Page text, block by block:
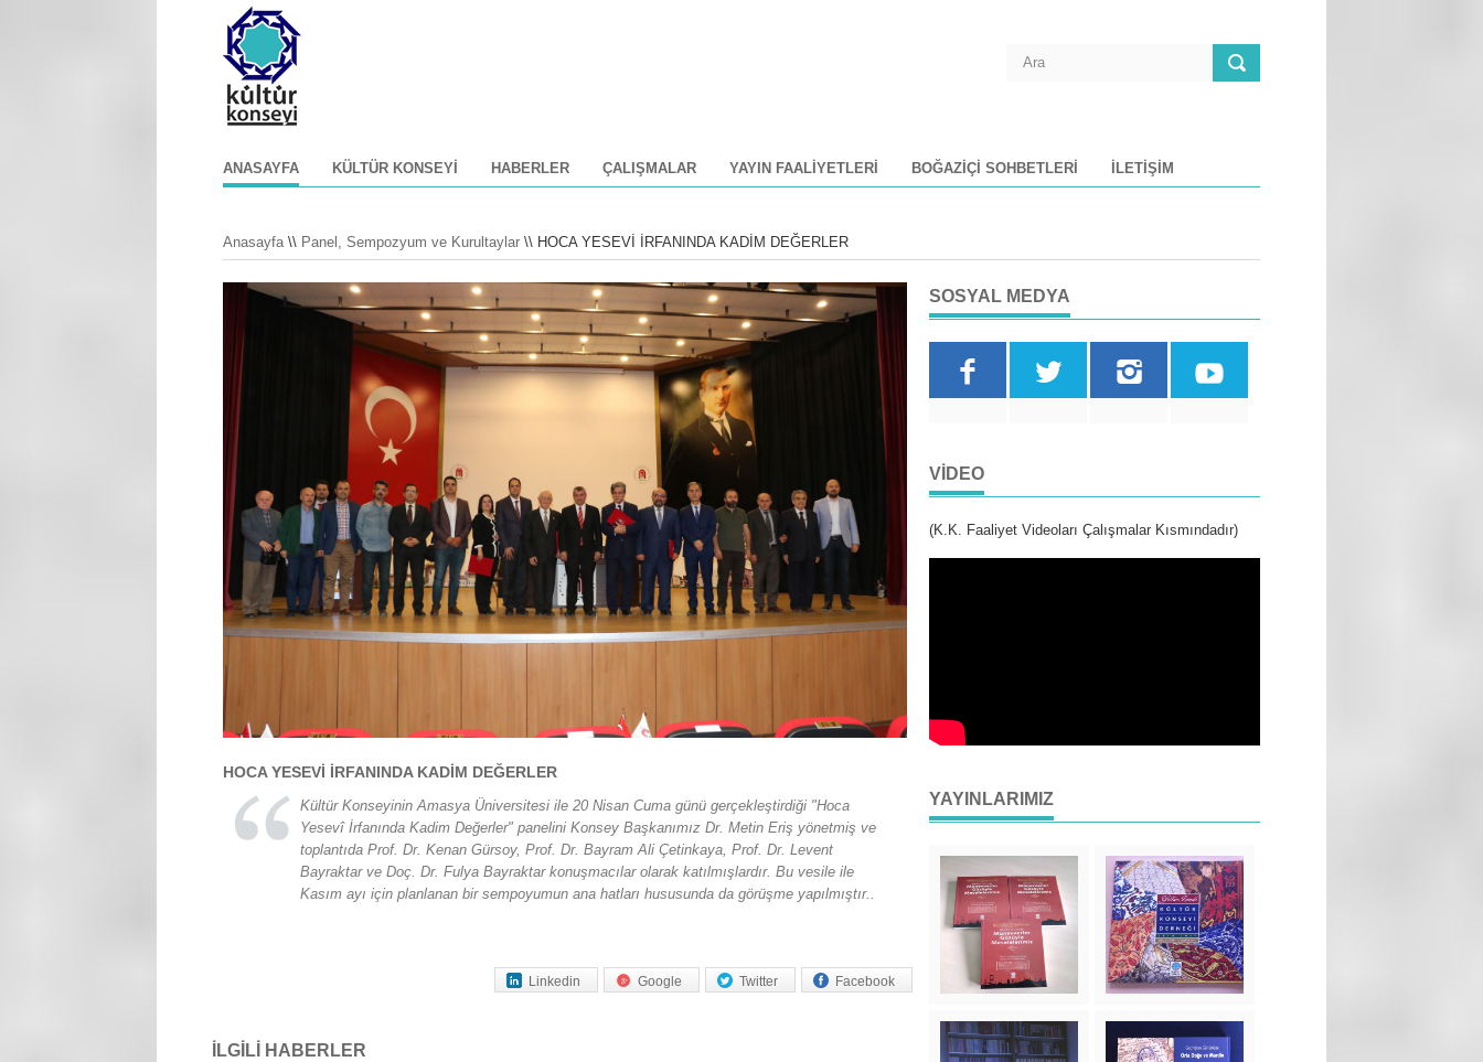
ANASAYFA KÜLTÜR KONSEYI HABERLER ÇALIŞMALAR YAYIN FAALIYETLERI BOĞAZIÇI SOHBETLERI İLETIŞIM
Anasayfa\\ Panel, Sempozyum ve Kurultaylar \\ HOCA YESEVİ İRFANINDA KADİM DEĞERLER
HOCA YESEVİ İRFANINDA KADİM DEĞERLER
Kültür Konseyinin Amasya Üniversitesi ile 20 Nisan Cuma günü gerçekleştirdiği "Hoca
Yesevî İrfanında Kadim Değerler" panelini Konsey Başkanımız Dr. Metin Eriş yönetmiş ve
toplantıda Prof. Dr. Kenan Gürsoy, Prof. Dr. Bayram Ali Çetinkaya, Prof. Dr. Levent
Bayraktar ve Doç. Dr. Fulya Bayraktar konuşmacılar olarak katılmışlardır. Bu vesile ile
Kasım ayı için planlanan bir sempoyumun ana hatları hususunda da görüşme yapılmıştır..
Facebook
Twitter
Google
Linkedin
İLGILI HABERLER
SOSYAL MEDYA
VIDEO
(K.K. Faaliyet Videoları Çalışmalar Kısmındadır)
YAYINLARIMIZ